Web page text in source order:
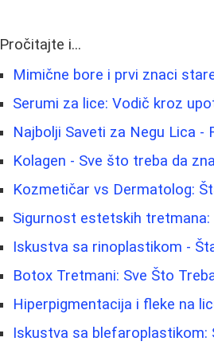
Pročitajte i...
Mimične bore i prvi znaci
Serumi za lice: Vodič kroz
Najbolji Saveti za Negu Lica -
Kolagen - Sve što treba da
Kozmetičar vs Dermatolog:
Sigurnost estetskih
Iskustva sa rinoplastikom -
Botox Tretmani: Sve Što
Hiperpigmentacija i fleke na
Iskustva sa blefaroplastikom: